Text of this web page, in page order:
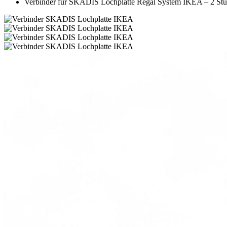
Verbinder für SKADIS Lochplatte Regal System IKEA – 2